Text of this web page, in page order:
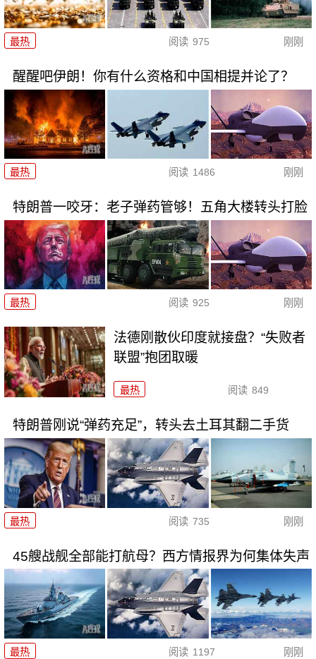
最热 阅读 975 刚刚
醒醒吧伊朗！你有什么资格和中国相提并论了？
最热 阅读 1486 刚刚
特朗普一咬牙：老子弹药管够！五角大楼转头打脸
最热 阅读 925 刚刚
法德刚散伙印度就接盘？“失败者
联盟”抱团取暖
最热 阅读 849
特朗普刚说“弹药充足”，转头去土耳其翻二手货
最热 阅读 735 刚刚
45艘战舰全部能打航母？西方情报界为何集体失声
最热 阅读 1197 刚刚